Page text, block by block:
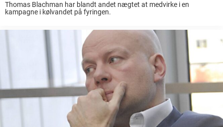
Thomas Blachman har blandt andet nægtet at medvirke i en
kampagne i kølvandet på fyringen.